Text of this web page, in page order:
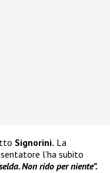
Signorini. La
l’ha subito
Non rido per niente”.